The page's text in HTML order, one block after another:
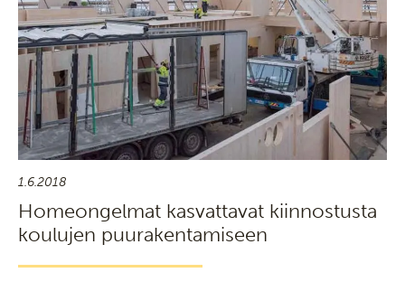
1.6.2018
Homeongelmat kasvattavat kiinnostusta
koulujen puurakentamiseen